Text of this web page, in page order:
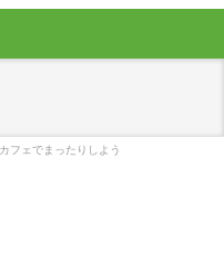
フェでまったりしよう